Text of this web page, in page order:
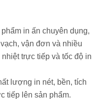
in ấn chuyên dụng,
vận đơn và nhiều
trực tiếp và tốc độ in
lượng in nét, bền, tích
tiếp lên sản phẩm.